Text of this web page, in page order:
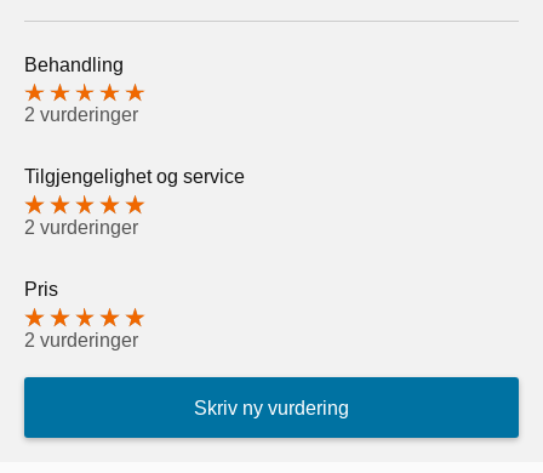
Behandling
2 vurderinger
Tilgjengelighet og service
2 vurderinger
Pris
2 vurderinger
Skriv ny vurdering